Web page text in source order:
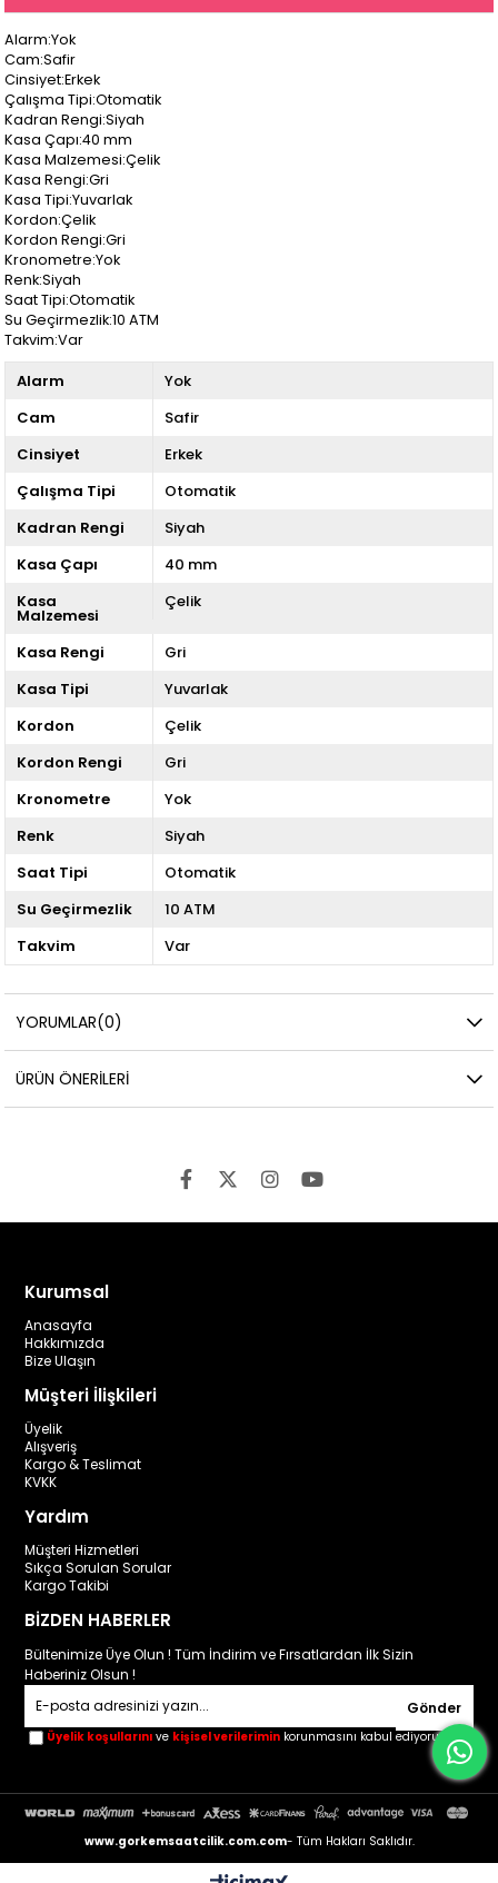
Alarm:Yok
Cam:Safir
Cinsiyet:Erkek
Çalışma Tipi:Otomatik
Kadran Rengi:Siyah
Kasa Çapı:40 mm
Kasa Malzemesi:Çelik
Kasa Rengi:Gri
Kasa Tipi:Yuvarlak
Kordon:Çelik
Kordon Rengi:Gri
Kronometre:Yok
Renk:Siyah
Saat Tipi:Otomatik
Su Geçirmezlik:10 ATM
Takvim:Var
Alarm
Yok
Cam
Safir
Cinsiyet
Erkek
Çalışma Tipi
Otomatik
Kadran Rengi
Siyah
Kasa Çapı
40 mm
Kasa
Malzemesi
Çelik
Kasa Rengi
Gri
Kasa Tipi
Yuvarlak
Kordon
Çelik
Kordon Rengi
Gri
Kronometre
Yok
Renk
Siyah
Saat Tipi
Otomatik
Su Geçirmezlik
10 ATM
Takvim
Var
YORUMLAR(0)
ÜRÜN ÖNERILERI
Kurumsal
Anasayfa
Hakkımızda
Bize Ulaşın
Müşteri İlişkileri
Üyelik
Alışveriş
Kargo & Teslimat
KVKK
Yardım
Müşteri Hizmetleri
Sıkça Sorulan Sorular
Kargo Takibi
BİZDEN HABERLER
Bültenimize Üye Olun ! Tüm İndirim ve Fırsatlardan İlk Sizin
Haberiniz Olsun !
Gönder
Üyelik koşullarını ve kişisel verilerimin korunmasını kabul ediyorum.
www.gorkemsaatcilik.com.com- Tüm Hakları Saklıdır.